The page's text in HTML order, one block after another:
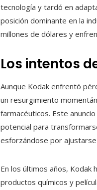
tecnología y tardó en
posición dominante en la
millones de dólares y
Los intentos
Aunque Kodak enfrentó
un resurgimiento
farmacéuticos. Este
potencial para
esforzándose por
En los últimos años, Kodak
productos químicos y